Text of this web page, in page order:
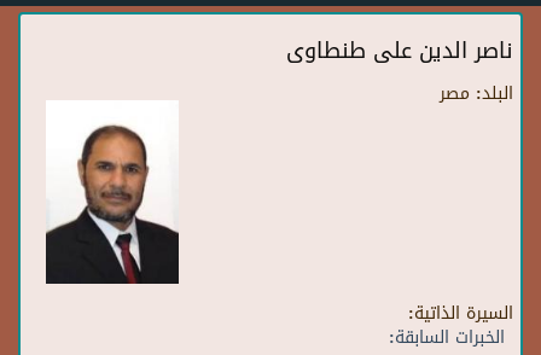
ناصر الدين على طنطاوى
البلد: مصر
السيرة الذاتية:
الخبرات السابقة: